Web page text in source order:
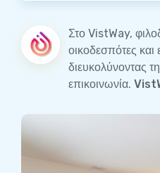
Στο VistWay,
οικοδεσπότες και
διευκολύνοντας
επικοινωνία.